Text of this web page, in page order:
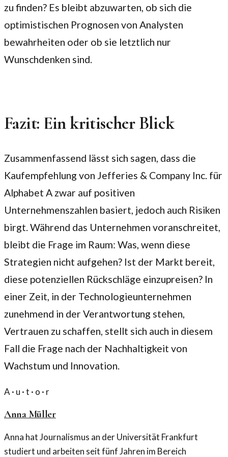
zu finden? Es bleibt abzuwarten, ob sich die
optimistischen Prognosen von Analysten
bewahrheiten oder ob sie letztlich nur
Wunschdenken sind.
Fazit: Ein kritischer Blick
Zusammenfassend lässt sich sagen, dass die
Kaufempfehlung von Jefferies & Company Inc. für
Alphabet A zwar auf positiven
Unternehmenszahlen basiert, jedoch auch Risiken
birgt. Während das Unternehmen voranschreitet,
bleibt die Frage im Raum: Was, wenn diese
Strategien nicht aufgehen? Ist der Markt bereit,
diese potenziellen Rückschläge einzupreisen? In
einer Zeit, in der Technologieunternehmen
zunehmend in der Verantwortung stehen,
Vertrauen zu schaffen, stellt sich auch in diesem
Fall die Frage nach der Nachhaltigkeit von
Wachstum und Innovation.
A · u · t · o · r
Anna Müller
Anna hat Journalismus an der Universität Frankfurt
studiert und arbeiten seit fünf Jahren im Bereich